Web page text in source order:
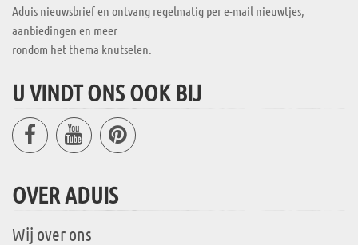
Aduis nieuwsbrief en ontvang regelmatig per e-mail nieuwtjes,
aanbiedingen en meer
rondom het thema knutselen.
U VINDT ONS OOK BIJ
OVER ADUIS
Wij over ons